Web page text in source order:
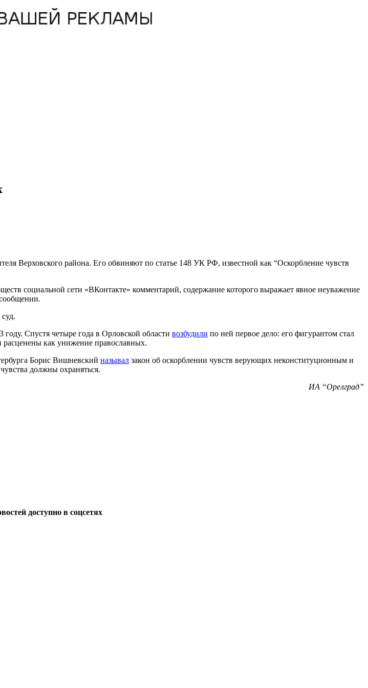
Верховского района. Его обвиняют по статье 148 УК РФ, известной как “Оскорбление чувств
социальной сети «ВКонтакте» комментарий, содержание которого выражает явное неуважение
году. Спустя четыре года в Орловской области возбудили по ней первое дело: его фигурантом стал
как унижение православных.
Борис Вишневский называл закон об оскорблении чувств верующих неконституционным и
должны охраняться.
ИА “Орелград”
доступно в соцсетях